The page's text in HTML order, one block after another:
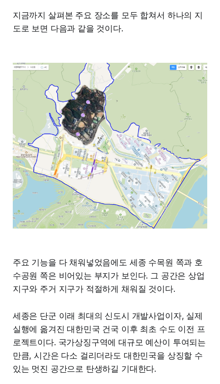
지금까지 살펴본 주요 장소를 모두 합쳐서 하나의 지
도로 보면 다음과 같을 것이다.
주요 기능을 다 채워넣었음에도 세종 수목원 쪽과 호
수공원 쪽은 비어있는 부지가 보인다. 그 공간은 상업
지구와 주거 지구가 적절하게 채워질 것이다.
세종은 단군 이래 최대의 신도시 개발사업이자, 실제
실행에 옮겨진 대한민국 건국 이후 최초 수도 이전 프
로젝트이다. 국가상징구역에 대규모 예산이 투여되는
만큼, 시간은 다소 걸리더라도 대한민국을 상징할 수
있는 멋진 공간으로 탄생하길 기대한다.